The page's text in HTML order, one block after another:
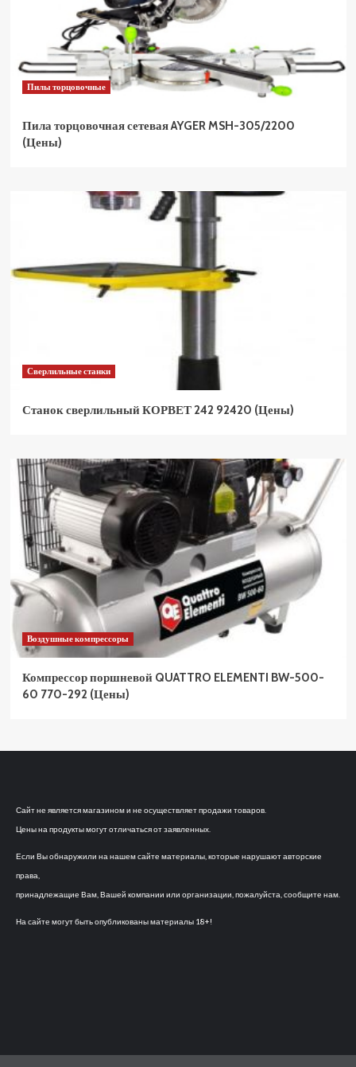
Пилы торцовочные
Пила торцовочная сетевая AYGER MSH-305/2200
(Цены)
Сверлильные станки
Станок сверлильный КОРВЕТ 242 92420 (Цены)
Воздушные компрессоры
Компрессор поршневой QUATTRO ELEMENTI BW-500-
60 770-292 (Цены)
Сайт не является магазином и не осуществляет продажи товаров.
Цены на продукты могут отличаться от заявленных.
Если Вы обнаружили на нашем сайте материалы, которые нарушают авторские
права,
принадлежащие Вам, Вашей компании или организации, пожалуйста, сообщите нам.
На сайте могут быть опубликованы материалы 18+!